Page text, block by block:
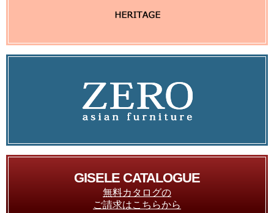
GISELE CATALOGUE
無料カタログの
ご請求はこちらから